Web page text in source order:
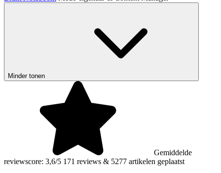
Minder tonen
Gemiddelde
reviewscore: 3,6/5 171 reviews & 5277 artikelen geplaatst